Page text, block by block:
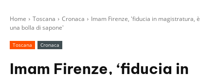
Home Toscana Cronaca
Imam Firenze, 'fiducia in magistratura, è
una bolla di sapone'
Toscana Cronaca
Imam Firenze, ‘fiducia in